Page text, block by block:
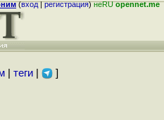
(вход|регистрация)неRUopennet.me
| теги| ]